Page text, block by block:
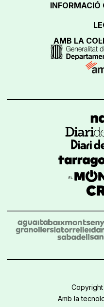
INFORMACIÓ
AMB LA
Amb la